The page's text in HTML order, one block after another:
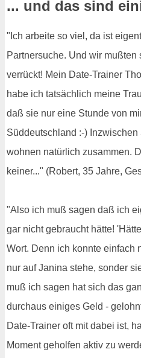
... und das sind
"Ich arbeite so viel, da ist
Partnersuche. Und wir
verrückt! Mein Date-Trainer
habe ich tatsächlich meine
daß sie nur eine Stunde von
Süddeutschland :-)
wohnen natürlich zusammen.
keiner..." (Robert, 35 Jahre,
"Also ich muß sagen daß ich
gar nicht gebraucht hätte!
Wort. Denn ich konnte einfach
nur auf Janina stehe, sonder
muß ich sagen hat sich das
durchaus einiges Geld -
Date-Trainer oft mit dabei ist,
Moment geholfen aktiv zu